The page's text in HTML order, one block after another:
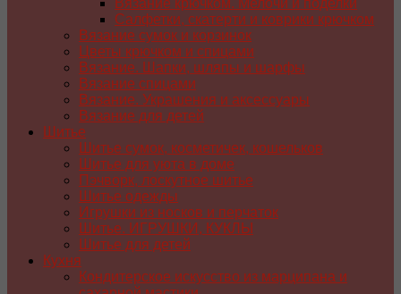
Вязание крючком. Мелочи и поделки
Салфетки, скатерти и коврики крючком
Вязание сумок и корзинок
Цветы крючком и спицами
Вязание. Шапки, шляпы и шарфы
Вязание спицами
Вязание. Украшения и аксессуары
Вязание для детей
Шитье
Шитье сумок, косметичек, кошельков
Шитье для уюта в доме
Пэчворк, лоскутное шитье
Шитье одежды
Игрушки из носков и перчаток
Шитье. ИГРУШКИ, КУКЛЫ
Шитье для детей
Кухня
Кондитерское искусство из марципана и